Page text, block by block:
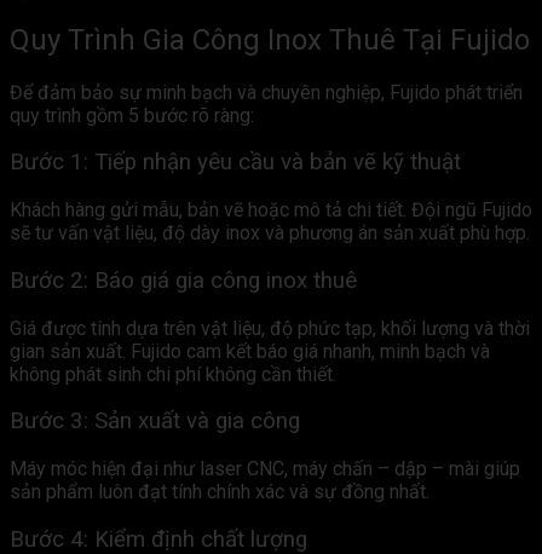
Quy Trình Gia Công Inox Thuê Tại Fujido
Để đảm bảo sự minh bạch và chuyên nghiệp, Fujido phát triển
quy trình gồm 5 bước rõ ràng:
Bước 1: Tiếp nhận yêu cầu và bản vẽ kỹ thuật
Khách hàng gửi mẫu, bản vẽ hoặc mô tả chi tiết. Đội ngũ Fujido
sẽ tư vấn vật liệu, độ dày inox và phương án sản xuất phù hợp.
Bước 2: Báo giá gia công inox thuê
Giá được tính dựa trên vật liệu, độ phức tạp, khối lượng và thời
gian sản xuất. Fujido cam kết báo giá nhanh, minh bạch và
không phát sinh chi phí không cần thiết.
Bước 3: Sản xuất và gia công
Máy móc hiện đại như laser CNC, máy chấn – dập – mài giúp
sản phẩm luôn đạt tính chính xác và sự đồng nhất.
Bước 4: Kiểm định chất lượng